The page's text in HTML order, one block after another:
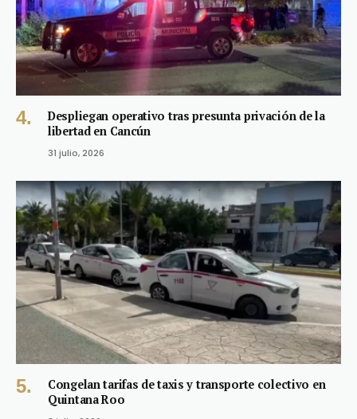
Despliegan operativo tras presunta privación de la
libertad en Cancún
31 julio, 2026
Congelan tarifas de taxis y transporte colectivo en
Quintana Roo